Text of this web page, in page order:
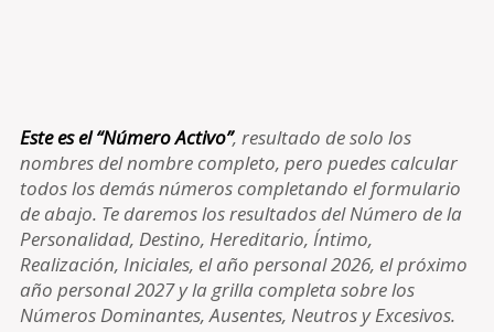
Este es el “Número Activo”, resultado de solo los
nombres del nombre completo, pero puedes calcular
todos los demás números completando el formulario
de abajo. Te daremos los resultados del Número de la
Personalidad, Destino, Hereditario, Íntimo,
Realización, Iniciales, el año personal 2026, el próximo
año personal 2027 y la grilla completa sobre los
Números Dominantes, Ausentes, Neutros y Excesivos.